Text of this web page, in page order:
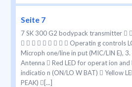
Seite 7
7 SK 300 G2 bodypack transmitter 
         Operatin g controls
Microph one/line in put (MIC/LIN E),
Antenna  Red LED for operat ion
indicatio n (ON/LO W BAT)  Yellow
PEAK) [...]